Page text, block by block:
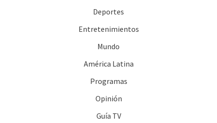
Deportes
Entretenimientos
Mundo
América Latina
Programas
Opinión
Guía TV